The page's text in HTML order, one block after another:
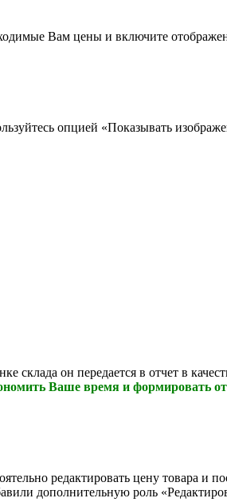
Вам цены и включите
опцией «Показывать
он передается в отчет в
Ваше время и формировать
редактировать цену товара и
дополнительную роль